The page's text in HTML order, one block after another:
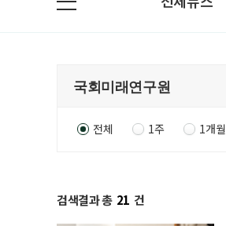
전체 1주 1개월
검색결과 총 21 건